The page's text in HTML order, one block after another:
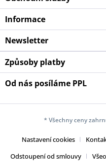
Informace
Newsletter
Způsoby platby
Od nás posíláme PPL
* Všechny ceny
Nastavení cookies
Odstoupení od smlouvy